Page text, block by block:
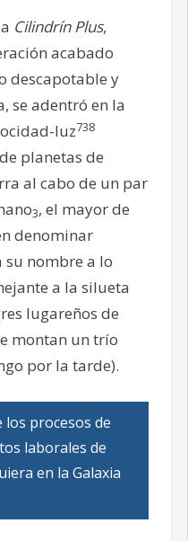
Cilindrín Plus,
acabado
descapotable y
se adentró en la
luz738
planetas de
al cabo de un par
3, el mayor de
denominar
su nombre a lo
a la silueta
lugareños de
montan un trío
por la tarde).
los procesos de
laborales de
en la Galaxia